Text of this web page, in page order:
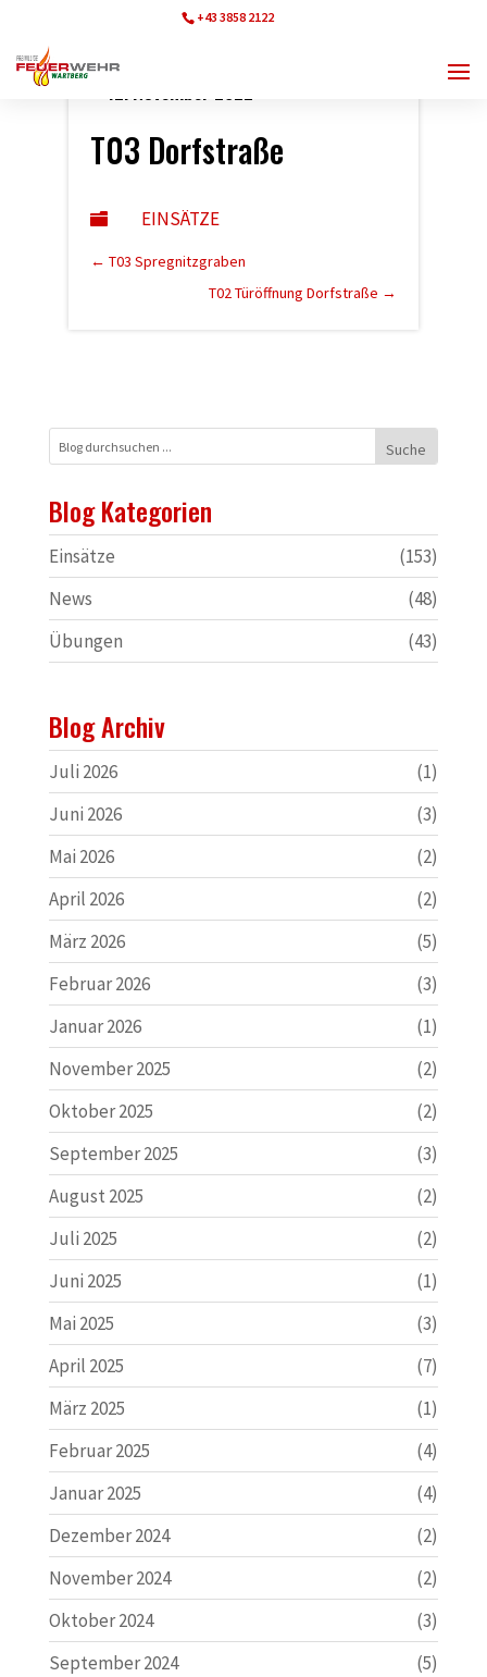
+43 3858 2122
T03 Dorfstraße
 EINSÄTZE
← T03 Spregnitzgraben
T02 Türöffnung Dorfstraße →
Blog Kategorien
Einsätze
(153)
News
(48)
Übungen
(43)
Blog Archiv
Juli 2026
(1)
Juni 2026
(3)
Mai 2026
(2)
April 2026
(2)
März 2026
(5)
Februar 2026
(3)
Januar 2026
(1)
November 2025
(2)
Oktober 2025
(2)
September 2025
(3)
August 2025
(2)
Juli 2025
(2)
Juni 2025
(1)
Mai 2025
(3)
April 2025
(7)
März 2025
(1)
Februar 2025
(4)
Januar 2025
(4)
Dezember 2024
(2)
November 2024
(2)
Oktober 2024
(3)
September 2024
(5)